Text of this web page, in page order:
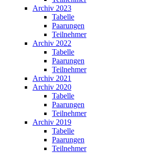
Archiv 2023
Tabelle
Paarungen
Teilnehmer
Archiv 2022
Tabelle
Paarungen
Teilnehmer
Archiv 2021
Archiv 2020
Tabelle
Paarungen
Teilnehmer
Archiv 2019
Tabelle
Paarungen
Teilnehmer